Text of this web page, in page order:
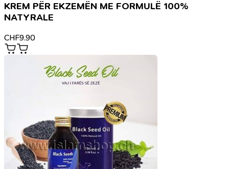
KREM PËR EKZEMËN ME FORMULË 100%
NATYRALE
CHF9.90